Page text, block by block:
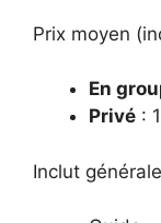
Prix moyen
En
Privé :
Inclut